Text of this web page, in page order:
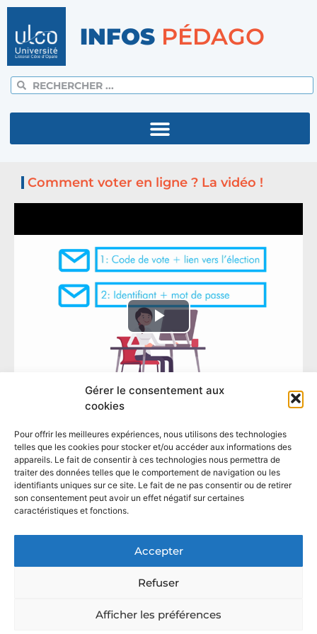
Gérer le consentement aux
cookies
Pour offrir les meilleures expériences, nous utilisons des technologies
telles que les cookies pour stocker et/ou accéder aux informations des
appareils. Le fait de consentir à ces technologies nous permettra de
traiter des données telles que le comportement de navigation ou les
identifiants uniques sur ce site. Le fait de ne pas consentir ou de retirer
son consentement peut avoir un effet négatif sur certaines
caractéristiques et fonctions.
Accepter
Refuser
Afficher les préférences
INFOS PÉDAGO
Comment voter en ligne ? La vidéo !